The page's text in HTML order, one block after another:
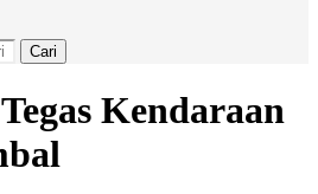
Cari
Kendaraan